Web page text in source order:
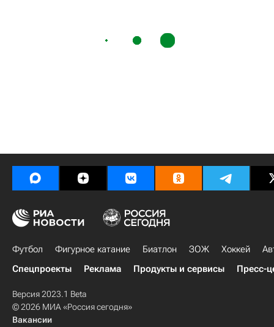
Футбол Фигурное катание Биатлон ЗОЖ Хоккей
Спецпроекты
Реклама Продукты и сервисы Пресс-
Версия 2023.1 Beta
© 2026 МИА «Россия сегодня»
Вакансии